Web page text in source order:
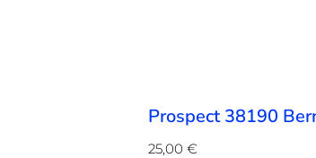
Prospect 38190
25,00 €